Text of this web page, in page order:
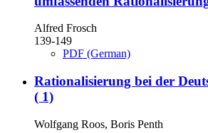
Alfred Frosch
139-149
PDF (German)
Rationalisierung bei der
( 1)
Wolfgang Roos, Boris Penth